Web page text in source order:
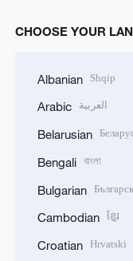
CHOOSE YOUR
Albanian Shqip
Arabic العربية
Belarusian
Bengali বাংলা
Bulgarian
Cambodian ខ្មែរ
Croatian Hrvatski